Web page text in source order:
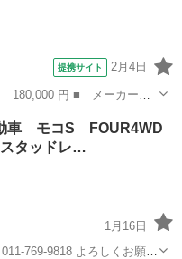
提携サイト 2月4日
ド名： Ｅ ＦＯＵＲ ４
シートヒーター ■ 排気
車 モコS FOUR4WD
タッドレ…
1月16日
769-9818 よろしくお願い